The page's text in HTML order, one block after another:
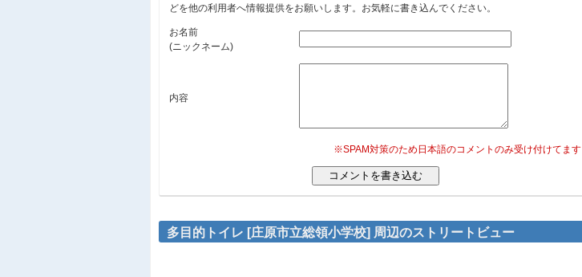
どを他の利用者へ情報提供をお願いします。お気軽に書き込んでください。
お名前
(ニックネーム)
内容
※SPAM対策のため日本語のコメントのみ受け付けてます
多目的トイレ [庄原市立総領小学校] 周辺のストリートビュー